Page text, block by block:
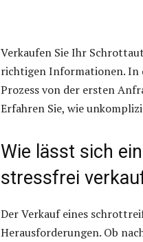
Verkaufen Sie Ihr
richtigen Informationen. In
Prozess von der ersten
Erfahren Sie, wie
Wie lässt sich
stressfrei
Der Verkauf eines
Herausforderungen. Ob